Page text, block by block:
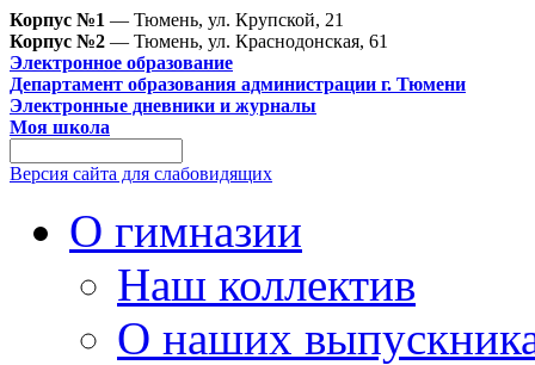
Корпус №1 — Тюмень, ул. Крупской, 21
Корпус №2 — Тюмень, ул. Краснодонская, 61
Электронное образование
Департамент образования администрации г. Тюмени
Электронные дневники и журналы
Моя школа
Версия сайта для слабовидящих
О гимназии
Наш коллектив
О наших